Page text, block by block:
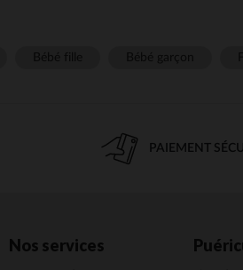
PAIEMENT
Nos services